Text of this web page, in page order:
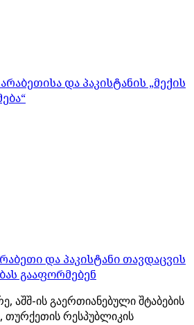
და პაკისტანის „მექის
და პაკისტანი თავდაცვის
გააფორმებენ
აშშ-ის გაერთიანებული შტაბების
თურქეთის რესპუბლიკის